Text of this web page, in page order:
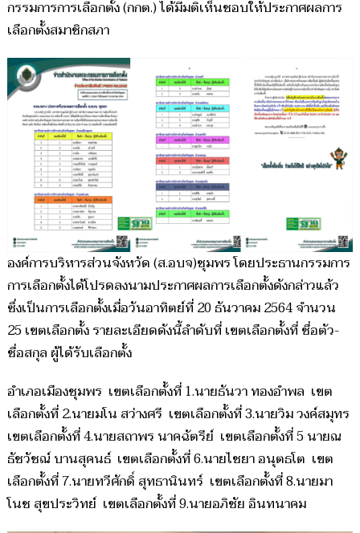
กรรมการการเลือกตั้ง (กกต.) ได้มีมติเห็นชอบให้ประกาศผลการ
เลือกตั้งสมาชิกสภา
องค์การบริหารส่วนจังหวัด (ส.อบจ)ชุมพร โดยประธานกรรมการ
การเลือกตั้งได้โปรดลงนามประกาศผลการเลือกตั้งดังกล่าวแล้ว
ซึ่งเป็นการเลือกตั้งเมื่อวันอาทิตย์ที่ 20 ธันวาคม 2564 จำนวน
25 เขตเลือกตั้ง รายละเอียดดังนี้ลำดับที่ เขตเลือกตั้งที่ ชื่อตัว-
ชื่อสกุล ผู้ได้รับเลือกตั้ง
อำเภอเมืองชุมพร เขตเลือกตั้งที่ 1.นายธันวา ทองอำพล เขต
เลือกตั้งที่ 2.นายมโน สว่างศรี เขตเลือกตั้งที่ 3.นายวิม วงค์สมุทร
เขตเลือกตั้งที่ 4.นายสถาพร นาคฉัตรีย์ เขตเลือกตั้งที่ 5 นายณ
ธัชวัชณ์ บานสุคนธ์ เขตเลือกตั้งที่ 6.นายไชยา อนุตธโต เขต
เลือกตั้งที่ 7.นายทวีศักดิ์ สุทธานินทร์ เขตเลือกตั้งที่ 8.นายมา
โนช สุขประวิทย์ เขตเลือกตั้งที่ 9.นายอภิชัย อินทนาคม